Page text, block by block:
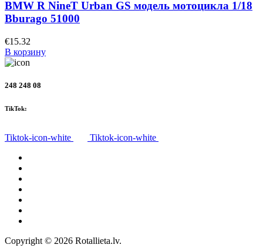
BMW R NineT Urban GS модель мотоцикла 1/18
Bburago 51000
€15.32
В корзину
248 248 08
TikTok:
Tiktok-icon-white
Tiktok-icon-white
Copyright © 2026 Rotallieta.lv.